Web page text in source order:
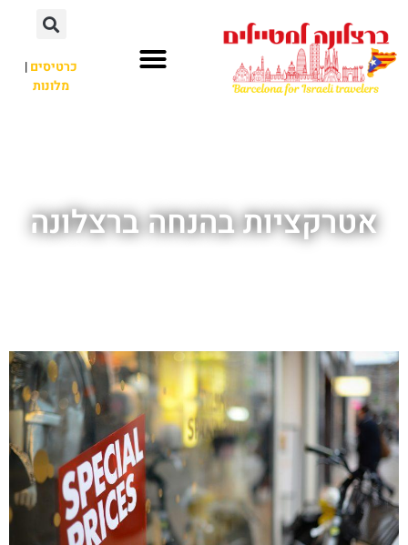
כרטיסים|
מלונות
אטרקציות בהנחה ברצלונה